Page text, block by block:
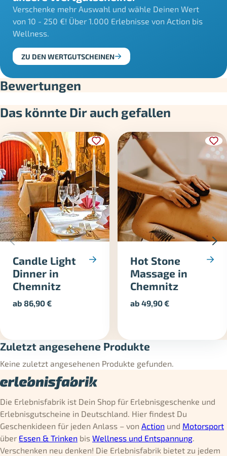
Verschenke mehr Auswahl und wähle Deinen Wert
von 10 - 250 €! Über 1.000 Erlebnisse von Action bis
Wellness.
ZU DEN WERTGUTSCHEINEN
Bewertungen
Das könnte Dir auch gefallen
Candle Light
Dinner in
Chemnitz
ab86,90€
Hot Stone
Massage in
Chemnitz
ab49,90€
Zuletzt angesehene Produkte
Keine zuletzt angesehenen Produkte gefunden.
Die Erlebnisfabrik ist Dein Shop für Erlebnisgeschenke und
Erlebnisgutscheine in Deutschland. Hier findest Du
Geschenkideen für jeden Anlass – von Action und Motorsport
über Essen & Trinken bis Wellness und Entspannung.
Verschenken neu denken! Die Erlebnisfabrik bietet zu jedem